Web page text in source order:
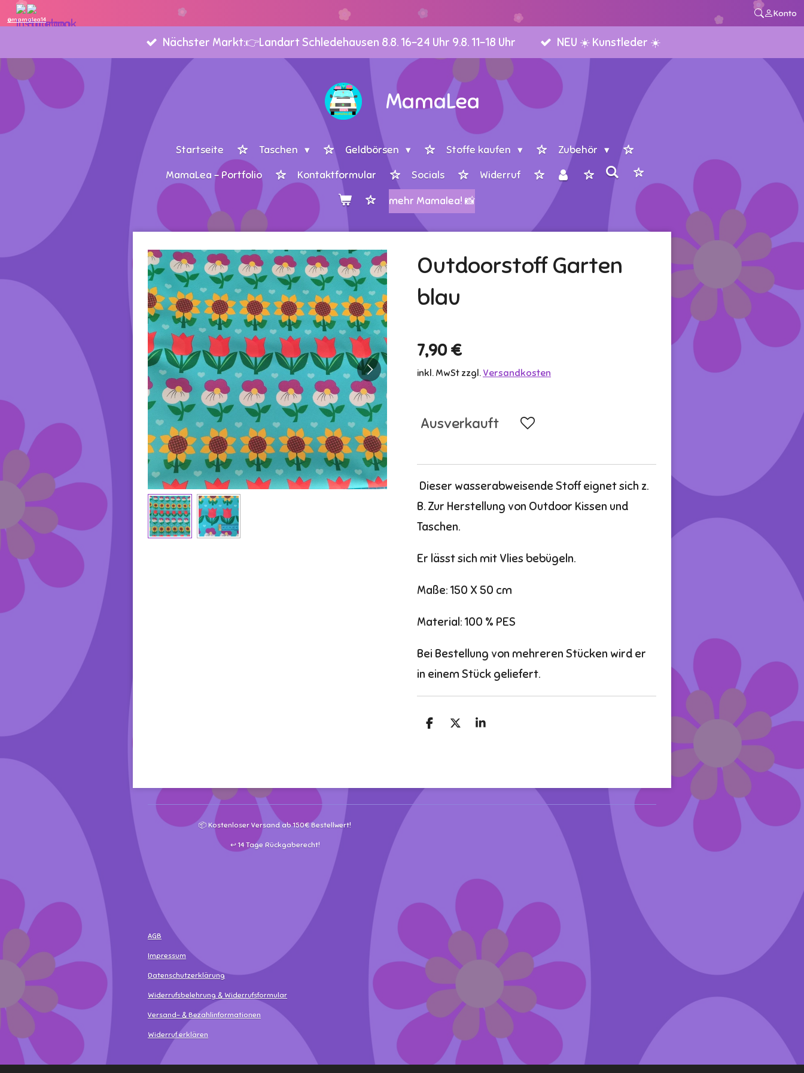
@mamalea14
Konto
Zum
springen
Nächster Markt:👉Landart Schledehausen 8.8. 16-24 Uhr 9.8. 11-18 Uhr NEU ☀️ Kunstleder ☀️
MamaLea
Startseite Taschen Geldbörsen Stoffe kaufen
Zubehör
MamaLea - Portfolio
Kontaktformular Socials Widerruf
mehr Mamalea! 📸
Outdoorstoff Garten
blau
7,90 €
inkl. MwSt zzgl. Versandkosten
Ausverkauft
Dieser wasserabweisende Stoff eignet sich z.
B. Zur Herstellung von Outdoor Kissen und
Taschen.
Er lässt sich mit Vlies bebügeln.
Maße: 150 X 50 cm
Material: 100 % PES
Bei Bestellung von mehreren Stücken wird er
in einem Stück geliefert.
T
T
T
📦 Kostenloser Versand ab 150€ Bestellwert!
↩️ 14 Tage Rückgaberecht!
AGB
Impressum
Datenschutzerklärung
Widerrufsbelehrung & Widerrufsformular
Versand- & Bezahlinformationen
Widerruf erklären
© 2025 - 2026 MamaLea